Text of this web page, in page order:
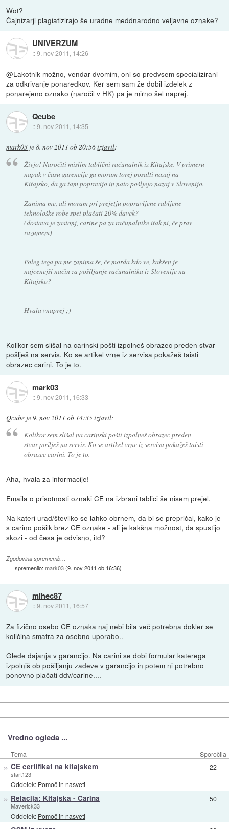
Wot?
Čajnizarji plagiatizirajo še uradne meddnarodno veljavne oznake?
UNIVERZUM
::9. nov 2011, 14:26
@Lakotnik možno, vendar dvomim, oni so predvsem specializirani
za odkrivanje ponaredkov. Ker sem sam že dobil izdelek z
ponarejeno oznako (naročil v HK) pa je mirno šel naprej.
Qcube
::9. nov 2011, 14:35
mark03 je8. nov 2011 ob 20:56izjavil:
Živjo! Naročiti mislim tablični računalnik iz Kitajske. V primeru
napak v času garencije ga moram torej posalti nazaj na
Kitajsko, da ga tam popravijo in nato pošljejo nazaj v Slovenijo.
Zanima me, ali moram pri prejetju popravljene rabljene
tehnološke robe spet plačati 20% davek?
(dostava je zastonj, carine pa za računalnike itak ni, če prav
razumem)
Poleg tega pa me zanima še, če morda kdo ve, kakšen je
najcenejši način za pošiljanje računalnika iz Slovenije na
Kitajsko?
Hvala vnaprej ;)
Kolikor sem slišal na carinski pošti izpolneš obrazec preden stvar
pošlješ na servis. Ko se artikel vrne iz servisa pokažeš taisti
obrazec carini. To je to.
mark03
::9. nov 2011, 16:33
Qcube je 9. nov 2011 ob 14:35izjavil:
Kolikor sem slišal na carinski pošti izpolneš obrazec preden
stvar pošlješ na servis. Ko se artikel vrne iz servisa pokažeš taisti
obrazec carini. To je to.
Aha, hvala za informacije!
Emaila o prisotnosti oznaki CE na izbrani tablici še nisem prejel.
Na kateri urad/številko se lahko obrnem, da bi se prepričal, kako je
s carino pošilk brez CE oznake - ali je kakšna možnost, da spustijo
skozi - od česa je odvisno, itd?
Zgodovina sprememb…
spremenilo:mark03(9. nov 2011 ob 16:36)
mihec87
::9. nov 2011, 16:57
Za fizično osebo CE oznaka naj nebi bila več potrebna dokler se
količina smatra za osebno uporabo..
Glede dajanja v garancijo. Na carini se dobi formular katerega
izpolniš ob pošiljanju zadeve v garancijo in potem ni potrebno
ponovno plačati ddv/carine....
Vredno ogleda ...
Tema Sporočila
» CE certifikat na kitajskem
start123
Oddelek: Pomoč in nasveti
22
» Relacija: Kitajska - Carina
Maverick33
Oddelek: Pomoč in nasveti
50